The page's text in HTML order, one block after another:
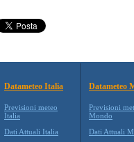
Datameteo Italia
Previsioni meteo
Italia
Dati Attuali Italia
Datameteo
Previsioni
Mondo
Dati Attuali